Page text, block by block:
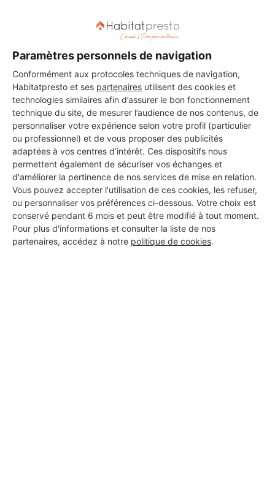
Paramètres personnels de navigation
Conformément aux protocoles techniques de navigation,
Habitatpresto et ses partenaires utilisent des cookies et
technologies similaires afin d’assurer le bon fonctionnement
technique du site, de mesurer l’audience de nos contenus, de
personnaliser votre expérience selon votre profil (particulier
ou professionnel) et de vous proposer des publicités
adaptées à vos centres d’intérêt. Ces dispositifs nous
permettent également de sécuriser vos échanges et
d'améliorer la pertinence de nos services de mise en relation.
Vous pouvez accepter l'utilisation de ces cookies, les refuser,
ou personnaliser vos préférences ci-dessous. Votre choix est
conservé pendant 6 mois et peut être modifié à tout moment.
Pour plus d'informations et consulter la liste de nos
partenaires, accédez à notre politique de cookies.
PAS LE TEMPS DE
CHERCHER ?
choisir ? Demandez des devis travauxauprès de notre réseau de 5 000
professionnels partout en France.
DEMANDER UN DEVIS